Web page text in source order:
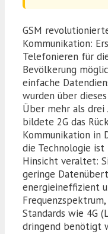
GSM
Kommunikation:
Telefonieren für
Bevölkerung
einfache
wurden über
Über mehr als drei
bildete 2G das
Kommunikation in
die Technologie
Hinsicht veraltet:
geringe
energieineffizient
Standards wie 4G
dringend benötigt